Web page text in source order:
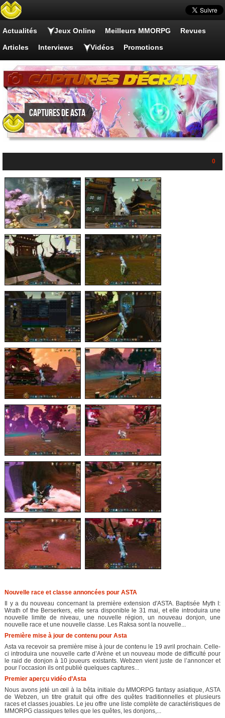
Actualités Jeux Online Meilleurs MMORPG Revues
Articles Interviews Vidéos Promotions
Captures de Asta
0
Nouvelle race et classe annoncées pour ASTA
Il y a du nouveau concernant la première extension d'ASTA. Baptisée Myth I:
Wrath of the Berserkers, elle sera disponible le 31 mai, et elle introduira une
nouvelle limite de niveau, une nouvelle région, un nouveau donjon, une
nouvelle race et une nouvelle classe. Les Raksa sont la nouvelle...
Première mise à jour de contenu pour Asta
Asta va recevoir sa première mise à jour de contenu le 19 avril prochain. Celle-
ci introduira une nouvelle carte d’Arène et un nouveau mode de difficulté pour
le raid de donjon à 10 joueurs existants. Webzen vient juste de l’annoncer et
pour l’occasion ils ont publié quelques captures...
Premier aperçu vidéo d’Asta
Nous avons jeté un œil à la bêta initiale du MMORPG fantasy asiatique, ASTA
de Webzen, un titre gratuit qui offre des quêtes traditionnelles et plusieurs
races et classes jouables. Le jeu offre une liste complète de caractéristiques de
MMORPG classiques telles que les quêtes, les donjons,...